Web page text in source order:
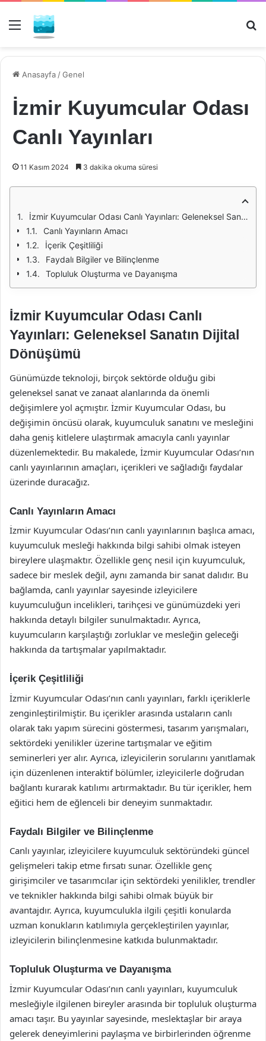
Menü
Anasayfa /Genel
İzmir Kuyumcular Odası
Canlı Yayınları
11 Kasım 2024 3 dakika okuma süresi
İzmir Kuyumcular Odası Canlı Yayınları: Geleneksel Sanatın Dijital Dönüşümü
Canlı Yayınların Amacı
İçerik Çeşitliliği
Faydalı Bilgiler ve Bilinçlenme
Topluluk Oluşturma ve Dayanışma
İzmir Kuyumcular Odası Canlı
Yayınları: Geleneksel Sanatın Dijital
Dönüşümü
Günümüzde teknoloji, birçok sektörde olduğu gibi
geleneksel sanat ve zanaat alanlarında da önemli
değişimlere yol açmıştır. İzmir Kuyumcular Odası, bu
değişimin öncüsü olarak, kuyumculuk sanatını ve mesleğini
daha geniş kitlelere ulaştırmak amacıyla canlı yayınlar
düzenlemektedir. Bu makalede, İzmir Kuyumcular Odası’nın
canlı yayınlarının amaçları, içerikleri ve sağladığı faydalar
üzerinde duracağız.
Canlı Yayınların Amacı
İzmir Kuyumcular Odası’nın canlı yayınlarının başlıca amacı,
kuyumculuk mesleği hakkında bilgi sahibi olmak isteyen
bireylere ulaşmaktır. Özellikle genç nesil için kuyumculuk,
sadece bir meslek değil, aynı zamanda bir sanat dalıdır. Bu
bağlamda, canlı yayınlar sayesinde izleyicilere
kuyumculuğun incelikleri, tarihçesi ve günümüzdeki yeri
hakkında detaylı bilgiler sunulmaktadır. Ayrıca,
kuyumcuların karşılaştığı zorluklar ve mesleğin geleceği
hakkında da tartışmalar yapılmaktadır.
İçerik Çeşitliliği
İzmir Kuyumcular Odası’nın canlı yayınları, farklı içeriklerle
zenginleştirilmiştir. Bu içerikler arasında ustaların canlı
olarak takı yapım sürecini göstermesi, tasarım yarışmaları,
sektördeki yenilikler üzerine tartışmalar ve eğitim
seminerleri yer alır. Ayrıca, izleyicilerin sorularını yanıtlamak
için düzenlenen interaktif bölümler, izleyicilerle doğrudan
bağlantı kurarak katılımı artırmaktadır. Bu tür içerikler, hem
eğitici hem de eğlenceli bir deneyim sunmaktadır.
Faydalı Bilgiler ve Bilinçlenme
Canlı yayınlar, izleyicilere kuyumculuk sektöründeki güncel
gelişmeleri takip etme fırsatı sunar. Özellikle genç
girişimciler ve tasarımcılar için sektördeki yenilikler, trendler
ve teknikler hakkında bilgi sahibi olmak büyük bir
avantajdır. Ayrıca, kuyumculukla ilgili çeşitli konularda
uzman konukların katılımıyla gerçekleştirilen yayınlar,
izleyicilerin bilinçlenmesine katkıda bulunmaktadır.
Topluluk Oluşturma ve Dayanışma
İzmir Kuyumcular Odası’nın canlı yayınları, kuyumculuk
mesleğiyle ilgilenen bireyler arasında bir topluluk oluşturma
amacı taşır. Bu yayınlar sayesinde, meslektaşlar bir araya
gelerek deneyimlerini paylaşma ve birbirlerinden öğrenme